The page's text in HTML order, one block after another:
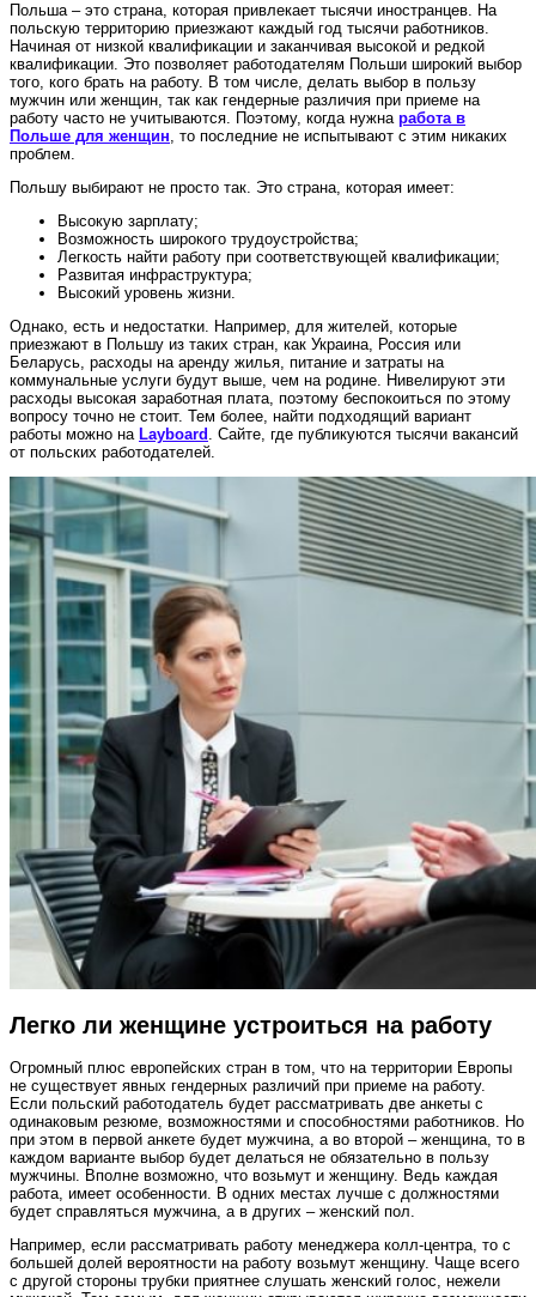
Польша – это страна, которая привлекает тысячи иностранцев. На
польскую территорию приезжают каждый год тысячи работников.
Начиная от низкой квалификации и заканчивая высокой и редкой
квалификации. Это позволяет работодателям Польши широкий выбор
того, кого брать на работу. В том числе, делать выбор в пользу
мужчин или женщин, так как гендерные различия при приеме на
работу часто не учитываются. Поэтому, когда нужна работа в
Польше для женщин, то последние не испытывают с этим никаких
проблем.
Польшу выбирают не просто так. Это страна, которая имеет:
Высокую зарплату;
Возможность широкого трудоустройства;
Легкость найти работу при соответствующей квалификации;
Развитая инфраструктура;
Высокий уровень жизни.
Однако, есть и недостатки. Например, для жителей, которые
приезжают в Польшу из таких стран, как Украина, Россия или
Беларусь, расходы на аренду жилья, питание и затраты на
коммунальные услуги будут выше, чем на родине. Нивелируют эти
расходы высокая заработная плата, поэтому беспокоиться по этому
вопросу точно не стоит. Тем более, найти подходящий вариант
работы можно на Layboard . Сайте, где публикуются тысячи вакансий
от польских работодателей.
Легко ли женщине устроиться на работу
Огромный плюс европейских стран в том, что на территории Европы
не существует явных гендерных различий при приеме на работу.
Если польский работодатель будет рассматривать две анкеты с
одинаковым резюме, возможностями и способностями работников. Но
при этом в первой анкете будет мужчина, а во второй – женщина, то в
каждом варианте выбор будет делаться не обязательно в пользу
мужчины. Вполне возможно, что возьмут и женщину. Ведь каждая
работа, имеет особенности. В одних местах лучше с должностями
будет справляться мужчина, а в других – женский пол.
Например, если рассматривать работу менеджера колл-центра, то с
большей долей вероятности на работу возьмут женщину. Чаще всего
с другой стороны трубки приятнее слушать женский голос, нежели